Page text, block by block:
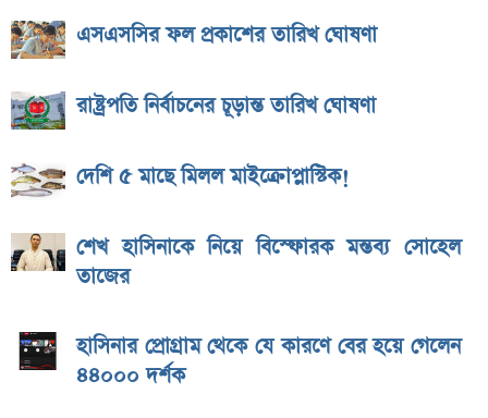
এসএসসির ফল প্রকাশের তারিখ ঘোষণা
রাষ্ট্রপতি নির্বাচনের চূড়ান্ত তারিখ ঘোষণা
দেশি ৫ মাছে মিলল মাইক্রোপ্লাস্টিক!
শেখ হাসিনাকে নিয়ে বিস্ফোরক মন্তব্য সোহেল
তাজের
হাসিনার প্রোগ্রাম থেকে যে কারণে বের হয়ে গেলেন
৪৪০০০ দর্শক